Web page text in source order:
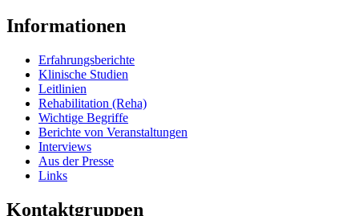
Informationen
Erfahrungsberichte
Klinische Studien
Leitlinien
Rehabilitation (Reha)
Wichtige Begriffe
Berichte von Veranstaltungen
Interviews
Aus der Presse
Links
Kontaktgruppen